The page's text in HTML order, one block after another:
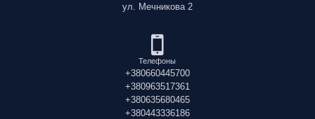
ул. Мечникова 2
Телефоны
+380660445700
+380963517361
+380635680465
+380443336186